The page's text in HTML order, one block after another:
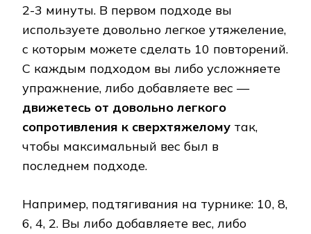
2-3 минуты. В первом подходе вы
используете довольно легкое утяжеление,
с которым можете сделать 10 повторений.
С каждым подходом вы либо усложняете
упражнение, либо добавляете вес —
движетесь от довольно легкого
сопротивления к сверхтяжелому так,
чтобы максимальный вес был в
последнем подходе.
Например, подтягивания на турнике: 10, 8,
6, 4, 2. Вы либо добавляете вес, либо